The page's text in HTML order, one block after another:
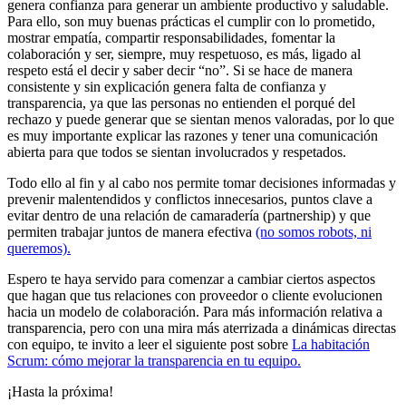
genera confianza para generar un ambiente productivo y saludable.
Para ello, son muy buenas prácticas el cumplir con lo prometido,
mostrar empatía, compartir responsabilidades, fomentar la
colaboración y ser, siempre, muy respetuoso, es más, ligado al
respeto está el decir y saber decir “no”. Si se hace de manera
consistente y sin explicación genera falta de confianza y
transparencia, ya que las personas no entienden el porqué del
rechazo y puede generar que se sientan menos valoradas, por lo que
es muy importante explicar las razones y tener una comunicación
abierta para que todos se sientan involucrados y respetados.
Todo ello al fin y al cabo nos permite tomar decisiones informadas y
prevenir malentendidos y conflictos innecesarios, puntos clave a
evitar dentro de una relación de camaradería (partnership) y que
permiten trabajar juntos de manera efectiva (no somos robots, ni
queremos).
Espero te haya servido para comenzar a cambiar ciertos aspectos
que hagan que tus relaciones con proveedor o cliente evolucionen
hacia un modelo de colaboración. Para más información relativa a
transparencia, pero con una mira más aterrizada a dinámicas directas
con equipo, te invito a leer el siguiente post sobre La habitación
Scrum: cómo mejorar la transparencia en tu equipo.
¡Hasta la próxima!